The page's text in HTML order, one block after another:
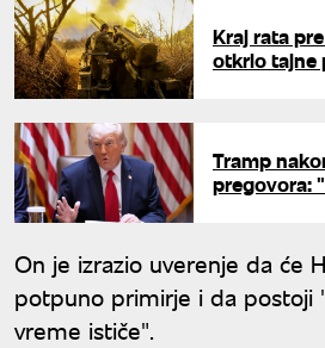
Kraj rata
otkrio tajne
Tramp
pregovora:
On je izrazio uverenje da će
potpuno primirje i da postoji
vreme ističe".